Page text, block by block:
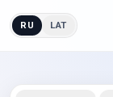
RU LAT